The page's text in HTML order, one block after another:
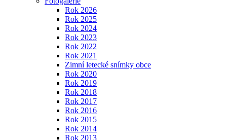
Rok 2026
Rok 2025
Rok 2024
Rok 2023
Rok 2022
Rok 2021
Zimní letecké snímky obce
Rok 2020
Rok 2019
Rok 2018
Rok 2017
Rok 2016
Rok 2015
Rok 2014
Rok 2013